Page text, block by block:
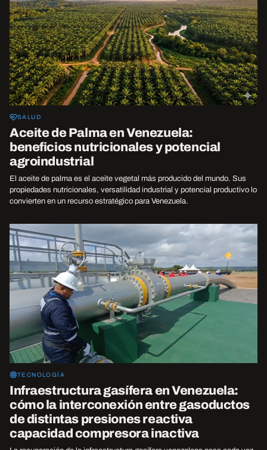
SALUD
Aceite de Palma en Venezuela:
beneficios nutricionales y potencial
agroindustrial
El aceite de palma es el aceite vegetal más producido del mundo. Sus
propiedades nutricionales, versatilidad industrial y potencial productivo lo
convierten en un recurso estratégico para Venezuela.
TECNOLOGÍA
Infraestructura gasífera en Venezuela:
cómo la interconexión entre gasoductos
de distintas presiones reactiva
capacidad compresora inactiva